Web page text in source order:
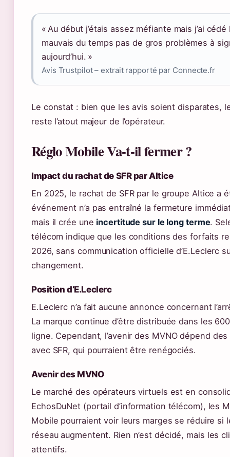
« Au début j’étais assez méfiante mais j’ai
mauvais du temps pas de gros problèmes à
aujourd’hui. »
Avis Trustpilot – extrait rapporté par Connecte.fr
Le constat : bien que les avis soient disparates,
reste l’atout majeur de l’opérateur.
Réglo Mobile Va-t-il fermer ?
Impact du rachat de SFR par Altice
En 2025, le rachat de SFR par le groupe Altice a
événement n’a pas entraîné la fermeture
mais il crée une incertitude sur le long terme.
télécom indique que les conditions des forfaits
2026, sans communication officielle d’E.Leclerc
changement.
Position d’E.Leclerc
E.Leclerc n’a fait aucune annonce concernant
La marque continue d’être distribuée dans les
ligne. Cependant, l’avenir des MVNO dépend
avec SFR, qui pourraient être renégociés.
Avenir des MVNO
Le marché des opérateurs virtuels est en
EchosDuNet (portail d’information télécom), les
Mobile pourraient voir leurs marges se réduire si
réseau augmentent. Rien n’est décidé, mais les
attentifs.